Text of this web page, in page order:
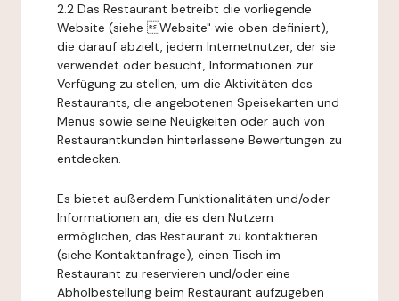
2.2 Das Restaurant betreibt die vorliegende
Website (siehe Website" wie oben definiert),
die darauf abzielt, jedem Internetnutzer, der sie
verwendet oder besucht, Informationen zur
Verfügung zu stellen, um die Aktivitäten des
Restaurants, die angebotenen Speisekarten und
Menüs sowie seine Neuigkeiten oder auch von
Restaurantkunden hinterlassene Bewertungen zu
entdecken.
Es bietet außerdem Funktionalitäten und/oder
Informationen an, die es den Nutzern
ermöglichen, das Restaurant zu kontaktieren
(siehe Kontaktanfrage), einen Tisch im
Restaurant zu reservieren und/oder eine
Abholbestellung beim Restaurant aufzugeben